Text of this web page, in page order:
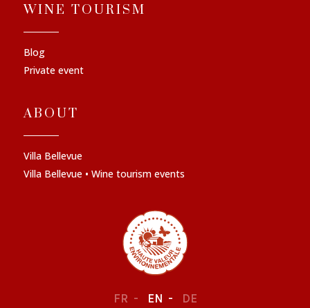
WINE TOURISM
Blog
Private event
ABOUT
Villa Bellevue
Villa Bellevue • Wine tourism events
FR EN DE